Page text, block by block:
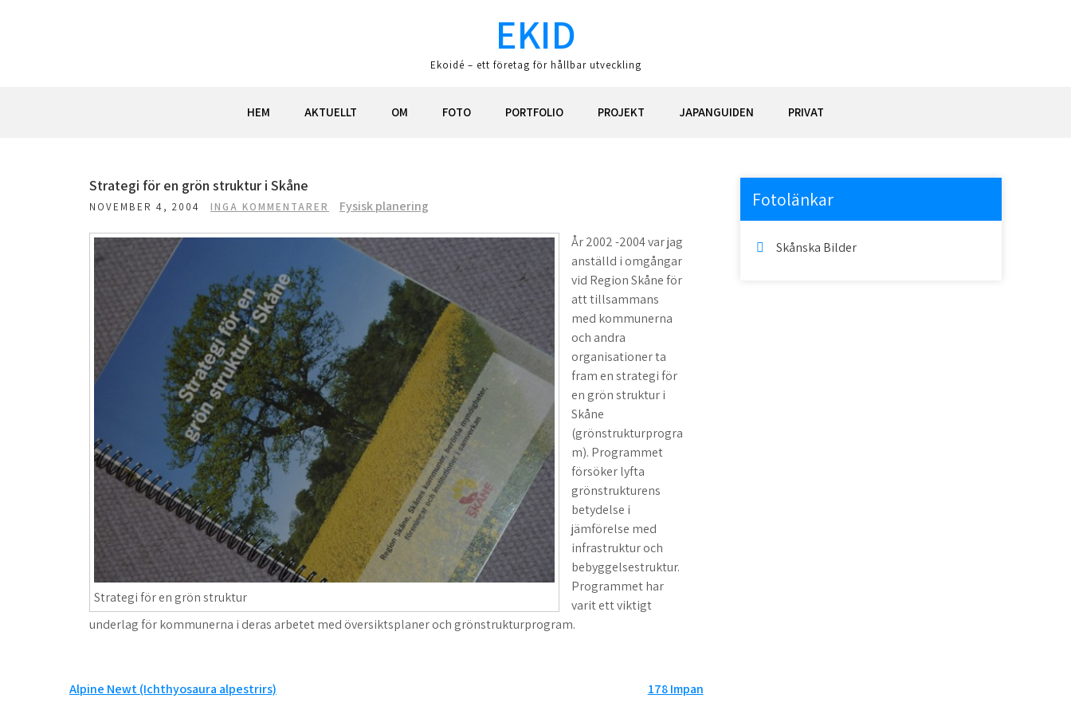
EKID
Ekoidé – ett företag för hållbar utveckling
HEM AKTUELLT OM FOTO PORTFOLIO PROJEKT JAPANGUIDEN PRIVAT
Strategi för en grön struktur i Skåne
NOVEMBER 4, 2004 INGA KOMMENTARER Fysisk planering
Strategi för en grön struktur
År 2002 -2004 var jag
anställd i omgångar
vid Region Skåne för
att tillsammans
med kommunerna
och andra
organisationer ta
fram en strategi för
en grön struktur i
Skåne
(grönstrukturprogra
m). Programmet
försöker lyfta
grönstrukturens
betydelse i
jämförelse med
infrastruktur och
bebyggelsestruktur.
Programmet har
varit ett viktigt
underlag för kommunerna i deras arbetet med översiktsplaner och grönstrukturprogram.
Inläggsnavigering
Alpine Newt (Ichthyosaura alpestrirs) 178 Impan
Fotolänkar
Skånska Bilder